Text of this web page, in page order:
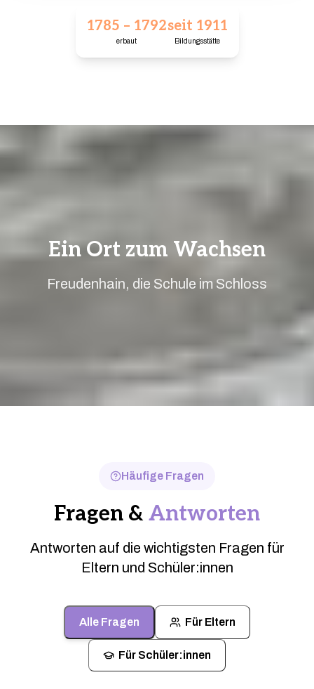
1785 – 1792
erbaut
seit 1911
Bildungsstätte
Ein Ort zum Wachsen
Freudenhain, die Schule im Schloss
Häufige Fragen
Fragen & Antworten
Antworten auf die wichtigsten Fragen für
Eltern und Schüler:innen
Alle Fragen Für Eltern
Für Schüler:innen